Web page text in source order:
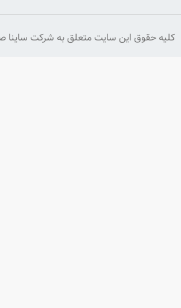
متعلق به شرکت ساینا صنعت پایا است.